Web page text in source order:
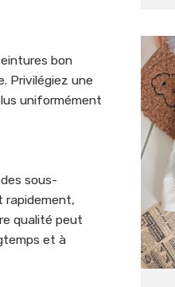
bon
Privilégiez une
uniformément
sous-
rapidement,
qualité peut
et à